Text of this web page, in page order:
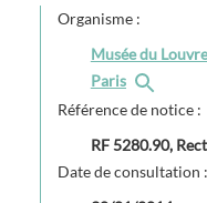
Organisme :
Musée du
Paris
Référence de notice :
RF 5280.90,
Date de consultation :